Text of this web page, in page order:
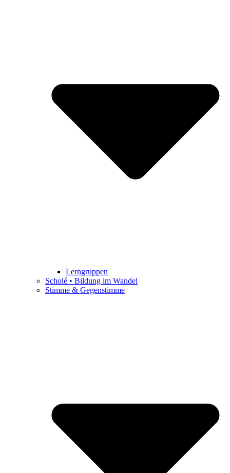
Lerngruppen
Scholé • Bildung im Wandel
Stimme & Gegenstimme